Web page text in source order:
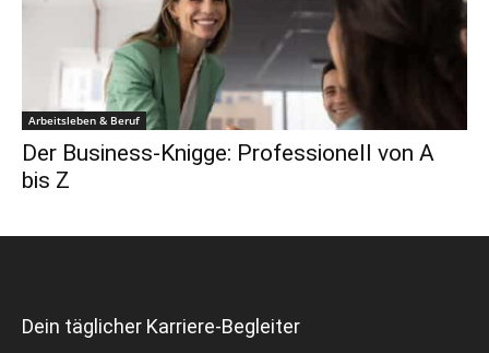
Arbeitsleben & Beruf
Der Business-Knigge: Professionell von A
bis Z
Dein täglicher Karriere-Begleiter